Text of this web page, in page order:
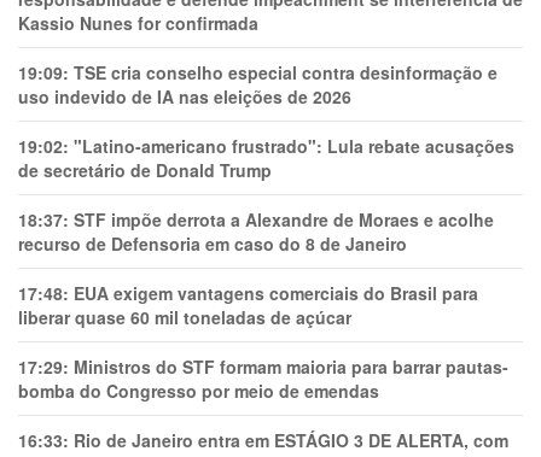
Kassio Nunes for confirmada
19:09: TSE cria conselho especial contra desinformação e
uso indevido de IA nas eleições de 2026
19:02: "Latino-americano frustrado": Lula rebate acusações
de secretário de Donald Trump
18:37: STF impõe derrota a Alexandre de Moraes e acolhe
recurso de Defensoria em caso do 8 de Janeiro
17:48: EUA exigem vantagens comerciais do Brasil para
liberar quase 60 mil toneladas de açúcar
17:29: Ministros do STF formam maioria para barrar pautas-
bomba do Congresso por meio de emendas
16:33: Rio de Janeiro entra em ESTÁGIO 3 DE ALERTA, com